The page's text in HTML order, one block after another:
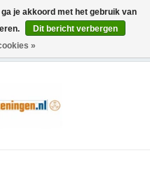
je akkoord met het gebruik van
Dit bericht verbergen
»